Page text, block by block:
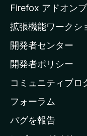
a
ホ
ー
ム
ー
ジ
へ
Firefox アドオン
拡張機能ワークシ
開発者センター
開発者ポリシー
コミュニティブロ
フォーラム
バグを報告